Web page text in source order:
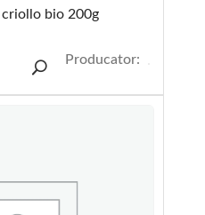
criollo bio 200g
Producator: